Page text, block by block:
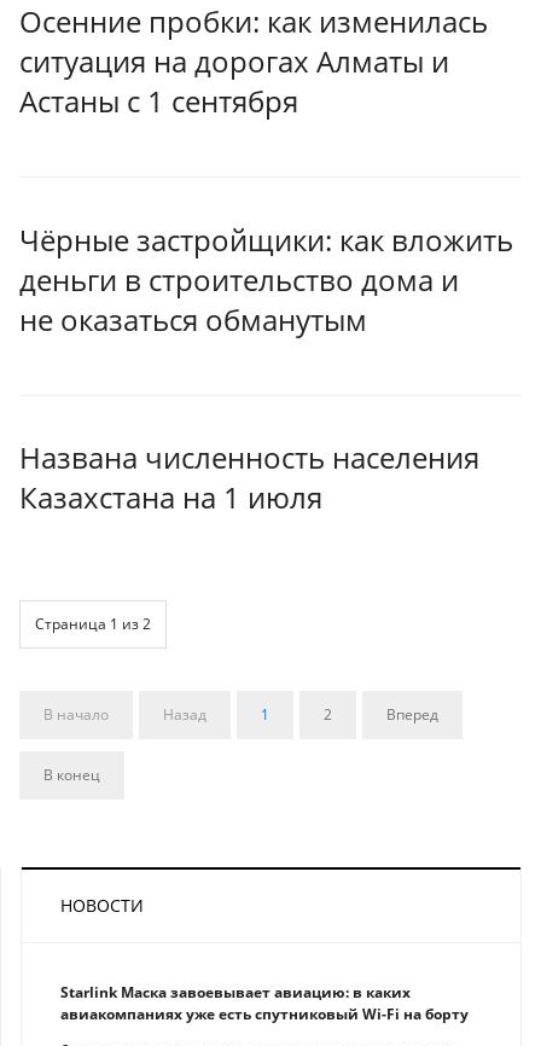
Осенние пробки: как изменилась
ситуация на дорогах Алматы и
Астаны с 1 сентября
Чёрные застройщики: как вложить
деньги в строительство дома и
не оказаться обманутым
Названа численность населения
Казахстана на 1 июля
Страница 1 из 2
В начало Назад 1 2 Вперед
В конец
НОВОСТИ
Starlink Маска завоевывает авиацию: в каких
авиакомпаниях уже есть спутниковый Wi-Fi на борту